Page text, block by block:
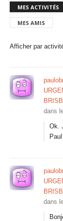
MES ACTIVITÉS
MES AMIS
Afficher par
dans
Ok.
Paul
dans